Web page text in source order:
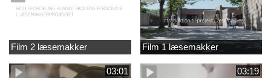
Film 2 læsemakker Film 1 læsemakker
03:01 03:19